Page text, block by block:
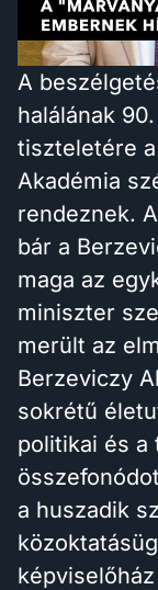
A
halálának
tiszteletére
Akadémia
rendeznek.
bár a
maga az
miniszter
merült az
Berzeviczy
sokrétű
politikai és a
a huszadik